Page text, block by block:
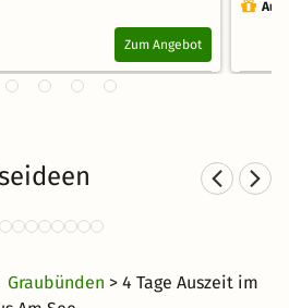
Zum Angebot
den Bergen
Angebote
Graubünden > 4 Tage Auszeit im